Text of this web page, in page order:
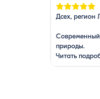
Дсех, регион
Современный
природы.
Читать